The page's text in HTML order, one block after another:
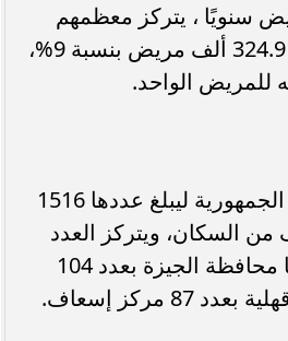
على نفقة الدولة إلى 3.6 مليون مريض سنويًا ، يتركز معظمهم
بتخصصات الباطنة بعدد 2.7 مليون مريض بنسبة 75.7%، أورام بعدد 324.9 ألف مريض بنسبة 9%،
ولفت التقرير إلى أن توسع الدولة فى مراكز الإسعاف على مستوى الجمهورية ليبلغ عددها 1516
مركز إسعاف لكل ألف من السكان، ويتركز العدد
الأكبر من مراكز الإسعاف فى محافظة القاهرة بعدد 141 مركز، يليها محافظة الجيزة بعدد 104
ينهي أزمة خوان بيزيرا.. واللاعب
يقترب من العودة إلى القاهرة